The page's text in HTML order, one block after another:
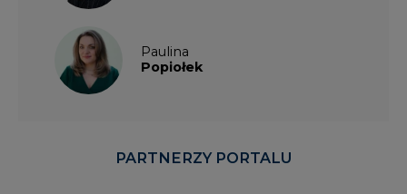
Paulina
Popiołek
PARTNERZY PORTALU